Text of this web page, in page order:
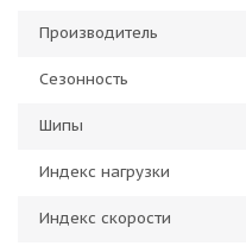
Производитель
Сезонность
Шипы
Индекс нагрузки
Индекс скорости